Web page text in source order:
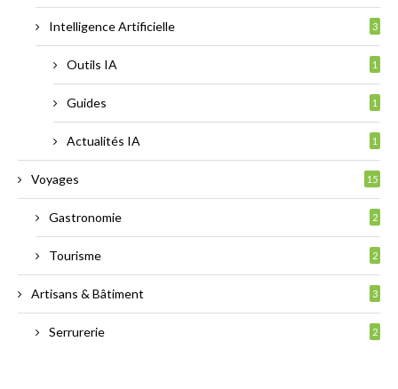
Intelligence Artificielle 3
Outils IA 1
Guides 1
Actualités IA 1
Voyages 15
Gastronomie 2
Tourisme 2
Artisans & Bâtiment 3
Serrurerie 2